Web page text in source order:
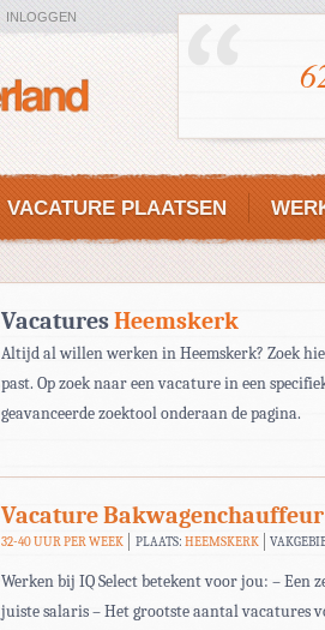
INLOGGEN
VACATURE PLAATSEN
VacaturesHeemskerk
Altijd al willen werken in Heemskerk? Zoek
past. Op zoek naar een vacature in een
geavanceerde zoektool onderaan de pagina.
Vacature
32-40 UUR PER WEEK PLAATS: HEEMSKERK
Werken bij IQ Select betekent voor jou: –
juiste salaris – Het grootste aantal vacatures